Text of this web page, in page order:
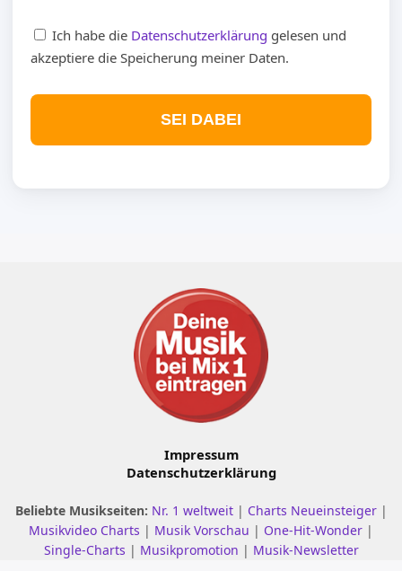
Ich habe die Datenschutzerklärung gelesen und
akzeptiere die Speicherung meiner Daten.
SEI DABEI
Impressum
Datenschutzerklärung
Beliebte Musikseiten: Nr. 1 weltweit | Charts Neueinsteiger |
Musikvideo Charts | Musik Vorschau | One-Hit-Wonder |
Single-Charts | Musikpromotion | Musik-Newsletter